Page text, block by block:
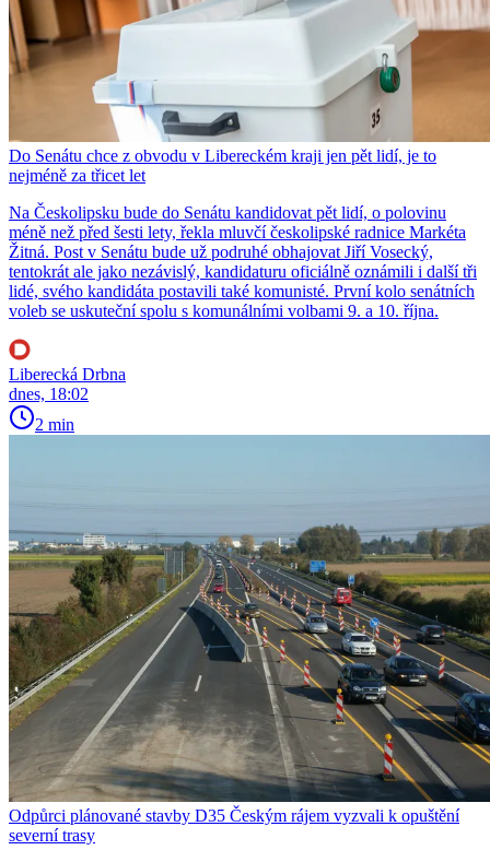
Do Senátu chce z obvodu v Libereckém kraji jen pět lidí, je to
nejméně za třicet let
Na Českolipsku bude do Senátu kandidovat pět lidí, o polovinu
méně než před šesti lety, řekla mluvčí českolipské radnice Markéta
Žitná. Post v Senátu bude už podruhé obhajovat Jiří Vosecký,
tentokrát ale jako nezávislý, kandidaturu oficiálně oznámili i další tři
lidé, svého kandidáta postavili také komunisté. První kolo senátních
voleb se uskuteční spolu s komunálními volbami 9. a 10. října.
Liberecká Drbna
dnes, 18:02
2 min
Odpůrci plánované stavby D35 Českým rájem vyzvali k opuštění
severní trasy